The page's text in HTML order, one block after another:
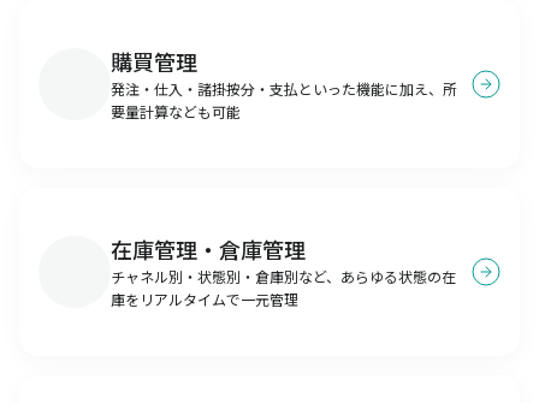
購買管理
発注・仕入・諸掛按分・支払といった機能に加え、所
要量計算なども可能
在庫管理・倉庫管理
チャネル別・状態別・倉庫別など、あらゆる状態の在
庫をリアルタイムで一元管理